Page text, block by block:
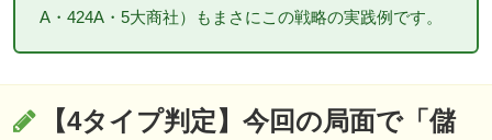
A・424A・5大商社）もまさにこの戦略の実践例です。
【4タイプ判定】今回の局面で「儲